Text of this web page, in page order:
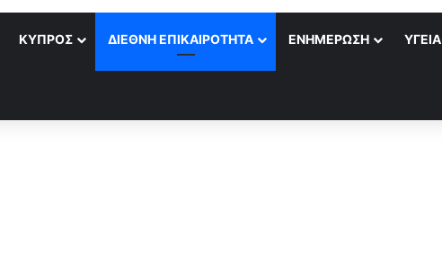
ΚΎΠΡΟΣ ΔΙΕΘΝΉ ΕΠΙΚΑΙΡΌΤΗΤΑ ΕΝΗΜΈΡΩΣΗ ΥΓΕΊΑ